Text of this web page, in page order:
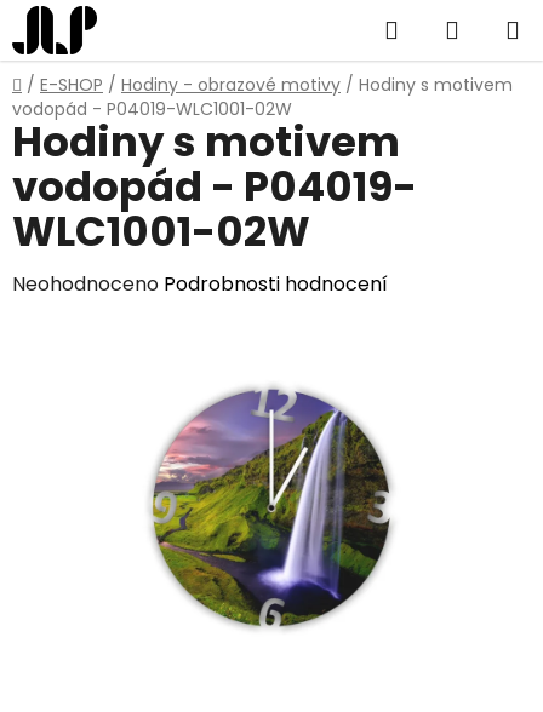
Přejít
na
obsah
Hledat
KOŠÍK
Domů
/ E-SHOP / Hodiny - obrazové motivy / Hodiny s motivem
vodopád - P04019-WLC1001-02W
Hodiny s motivem
vodopád - P04019-
WLC1001-02W
Průměrné
Neohodnoceno Podrobnosti hodnocení